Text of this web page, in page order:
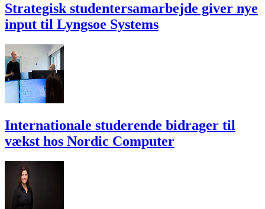
Strategisk studentersamarbejde giver nye
input til Lyngsoe Systems
Internationale studerende bidrager til
vækst hos Nordic Computer